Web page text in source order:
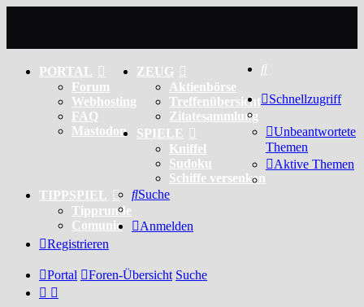
PORTAL
Forum
Webhosting
FAQ
Mastodon
ZEUG
Aktienbörse
Treffenübersicht
Zitatesammlung
SPIELE
Kniffel
Sudoku
Schiffe versenken
TIPPSPIEL
Tipprunde
Comunio
Schnellzugriff
Unbeantwortete
Themen
Aktive Themen
Suche
Anmelden
Registrieren
Portal Foren-Übersicht Suche